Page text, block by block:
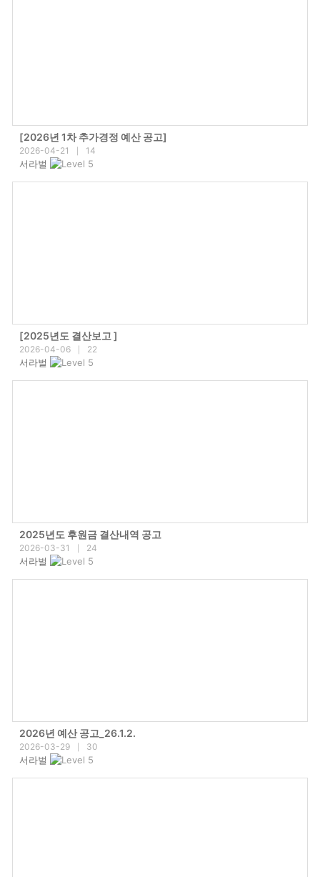
[2026년 1차 추가경정 예산 공고]
2026-04-21 14
서라벌
[2025년도 결산보고 ]
2026-04-06 22
서라벌
2025년도 후원금 결산내역 공고
2026-03-31 24
서라벌
2026년 예산 공고_26.1.2.
2026-03-29 30
서라벌